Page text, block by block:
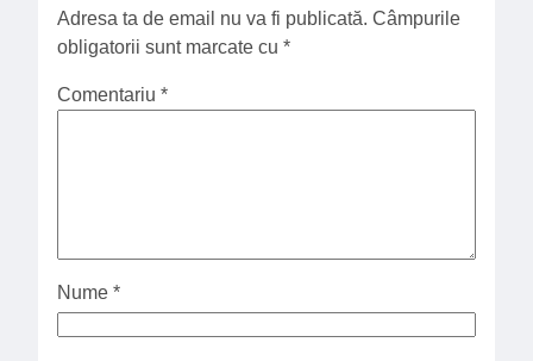
Adresa ta de email nu va fi publicată. Câmpurile
obligatorii sunt marcate cu *
Comentariu *
Nume *